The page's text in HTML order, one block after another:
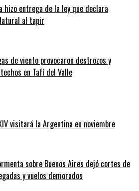
hizo entrega de la ley que declara
al tapir
de viento provocaron destrozos y
en Tafí del Valle
visitará la Argentina en noviembre
sobre Buenos Aires dejó cortes de
y vuelos demorados